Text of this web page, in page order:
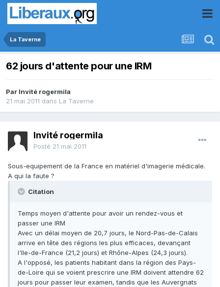
La Taverne
62 jours d'attente pour une IRM
Par Invité rogermila
21 mai 2011 dans La Taverne
Invité rogermila
Posté 21 mai 2011
Sous-equipement de la France en matériel d'imagerie médicale.
A qui la faute ?
Citation
Temps moyen d'attente pour avoir un rendez-vous et
passer une IRM
Avec un délai moyen de 20,7 jours, le Nord-Pas-de-Calais
arrive en tête des régions les plus efficaces, devançant
l'Ile-de-France (21,2 jours) et Rhône-Alpes (24,3 jours).
A l'opposé, les patients habitant dans la région des Pays-
de-Loire qui se voient prescrire une IRM doivent attendre 62
jours pour passer leur examen, tandis que les Auvergnats